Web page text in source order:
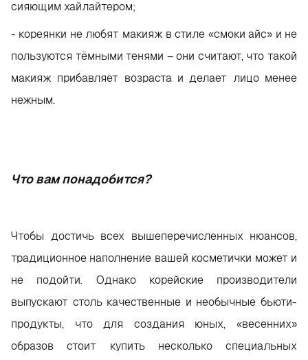
сияющим хайлайтером;
- кореянки не любят макияж в стиле «смоки айс» и не
пользуются тёмными тенями – они считают, что такой
макияж прибавляет возраста и делает лицо менее
нежным.
Что вам понадобится?
Чтобы достичь всех вышеперечисленных нюансов,
традиционное наполнение вашей косметички может и
не подойти. Однако корейские производители
выпускают столь качественные и необычные бьюти-
продукты, что для создания юных, «весенних»
образов стоит купить несколько специальных